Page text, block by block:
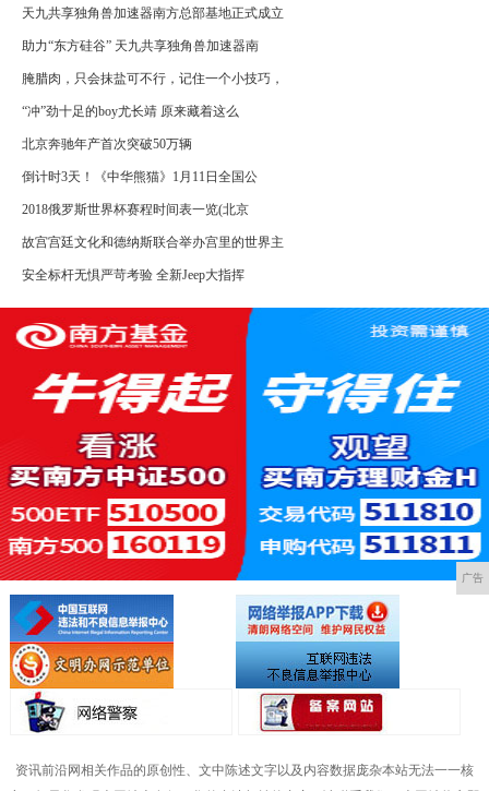
天九共享独角兽加速器南方总部基地正式成立
助力“东方硅谷” 天九共享独角兽加速器南
腌腊肉，只会抹盐可不行，记住一个小技巧，
“冲”劲十足的boy尤长靖 原来藏着这么
北京奔驰年产首次突破50万辆
倒计时3天！《中华熊猫》1月11日全国公
2018俄罗斯世界杯赛程时间表一览(北京
故宫宫廷文化和德纳斯联合举办宫里的世界主
安全标杆无惧严苛考验 全新Jeep大指挥
广告
资讯前沿网相关作品的原创性、文中陈述文字以及内容数据庞杂本站无法一一核